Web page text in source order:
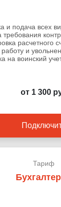
и подача всех
требования
расчетного
и
на воинский
от 1 300
Тариф